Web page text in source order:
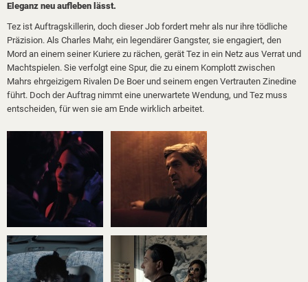
Eleganz neu aufleben lässt.
Tez ist Auftragskillerin, doch dieser Job fordert mehr als nur ihre tödliche
Präzision. Als Charles Mahr, ein legendärer Gangster, sie engagiert, den
Mord an einem seiner Kuriere zu rächen, gerät Tez in ein Netz aus Verrat und
Machtspielen. Sie verfolgt eine Spur, die zu einem Komplott zwischen
Mahrs ehrgeizigem Rivalen De Boer und seinem engen Vertrauten Zinedine
führt. Doch der Auftrag nimmt eine unerwartete Wendung, und Tez muss
entscheiden, für wen sie am Ende wirklich arbeitet.